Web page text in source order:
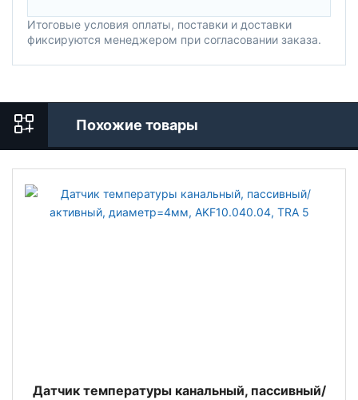
Итоговые условия оплаты, поставки и доставки
фиксируются менеджером при согласовании заказа.
Похожие товары
Датчик температуры канальный, пассивный/